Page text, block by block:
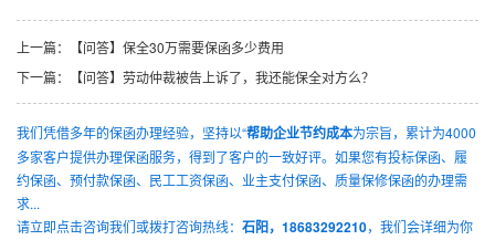
上一篇：
【问答】保全30万需要保函多少费用
下一篇：
【问答】劳动仲裁被告上诉了，我还能保全对方么？
我们凭借多年的保函办理经验，坚持以“帮助企业节约成本为宗旨，累计为4000
多家客户提供办理保函服务，得到了客户的一致好评。如果您有投标保函、履
约保函、预付款保函、民工工资保函、业主支付保函、质量保修保函的办理需
求...
请立即点击咨询我们或拨打咨询热线： 石阳，18683292210，我们会详细为你